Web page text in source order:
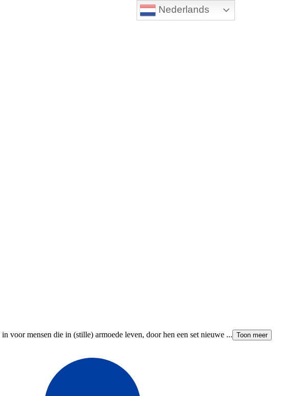
Nederlands
voor mensen die in (stille) armoede leven, door hen een set nieuwe ... Toon meer